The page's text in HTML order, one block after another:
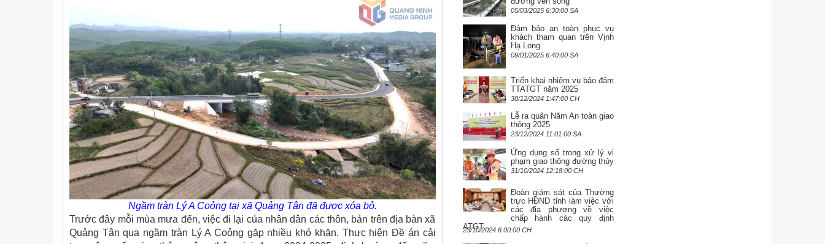
Ngầm tràn Lý A Coỏng tại xã Quảng Tân đã được xóa bỏ.
Trước đây mỗi mùa mưa đến, việc đi lại của nhân dân các thôn, bản trên địa bàn xã
Quảng Tân qua ngầm tràn Lý A Coỏng gặp nhiều khó khăn. Thực hiện Đề án cải
05/03/2025 6:30:00 SA
Đảm bảo an toàn phục vụ
khách tham quan trên Vịnh
Hạ Long
09/01/2025 6:40:00 SA
Triển khai nhiệm vụ bảo đảm
TTATGT năm 2025
30/12/2024 1:47:00 CH
Lễ ra quân Năm An toàn giao
thông 2025
23/12/2024 11:01:00 SA
Ứng dụng số trong xử lý vi
phạm giao thông đường thủy
31/10/2024 12:18:00 CH
Đoàn giám sát của Thường
trực HĐND tỉnh làm việc với
các địa phương về việc
chấp hành các quy định
ATGT...
23/10/2024 6:00:00 CH